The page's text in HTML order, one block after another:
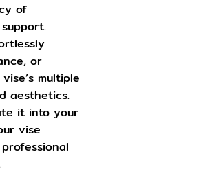
of
or
multiple
aesthetics.
it into your
vise